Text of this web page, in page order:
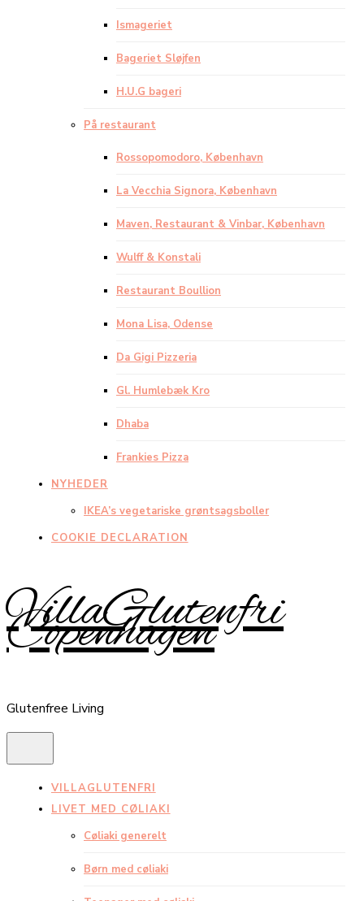
Ismageriet
Bageriet Sløjfen
H.U.G bageri
På restaurant
Rossopomodoro, København
La Vecchia Signora, København
Maven, Restaurant & Vinbar, København
Wulff & Konstali
Restaurant Boullion
Mona Lisa, Odense
Da Gigi Pizzeria
Gl. Humlebæk Kro
Dhaba
Frankies Pizza
NYHEDER
IKEA’s vegetariske grøntsagsboller
COOKIE DECLARATION
VillaGlutenfri
Copenhagen
Glutenfree Living
VILLAGLUTENFRI
LIVET MED CØLIAKI
Cøliaki generelt
Børn med cøliaki